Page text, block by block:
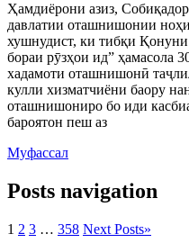
Ҳамдиёрони азиз,
давлатии оташнишонии
хушнудист, ки тибқи
бораи рӯзҳои ид” ҳамасола
хадамоти оташнишонӣ
кулли хизматчиёни баору
оташнишониро бо иди
бароятон пеш аз
Муфассал
Posts navigation
1 2 3 … 358 Next Posts»